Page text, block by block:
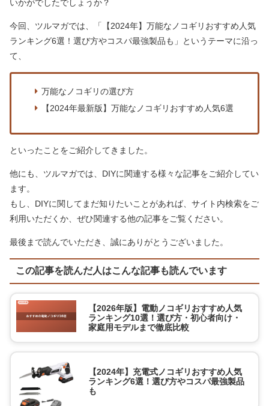
いかがでしたでしょうか？
今回、ツルマガでは、「【2024年】万能なノコギリおすすめ人気
ランキング6選！選び方やコスパ最強製品も」というテーマに沿っ
て、
万能なノコギリの選び方
【2024年最新版】万能なノコギリおすすめ人気6選
といったことをご紹介してきました。
他にも、ツルマガでは、DIYに関連する様々な記事をご紹介してい
ます。
もし、DIYに関してまだ知りたいことがあれば、サイト内検索をご
利用いただくか、ぜひ関連する他の記事をご覧ください。
最後まで読んでいただき、誠にありがとうございました。
この記事を読んだ人はこんな記事も読んでいます
【2026年版】電動ノコギリおすすめ人気
ランキング10選！選び方・初心者向け・
家庭用モデルまで徹底比較
【2024年】充電式ノコギリおすすめ人気
ランキング6選！選び方やコスパ最強製品
も